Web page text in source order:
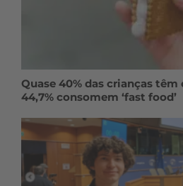
Quase 40% das crianças têm
44,7% consomem ‘fast food’